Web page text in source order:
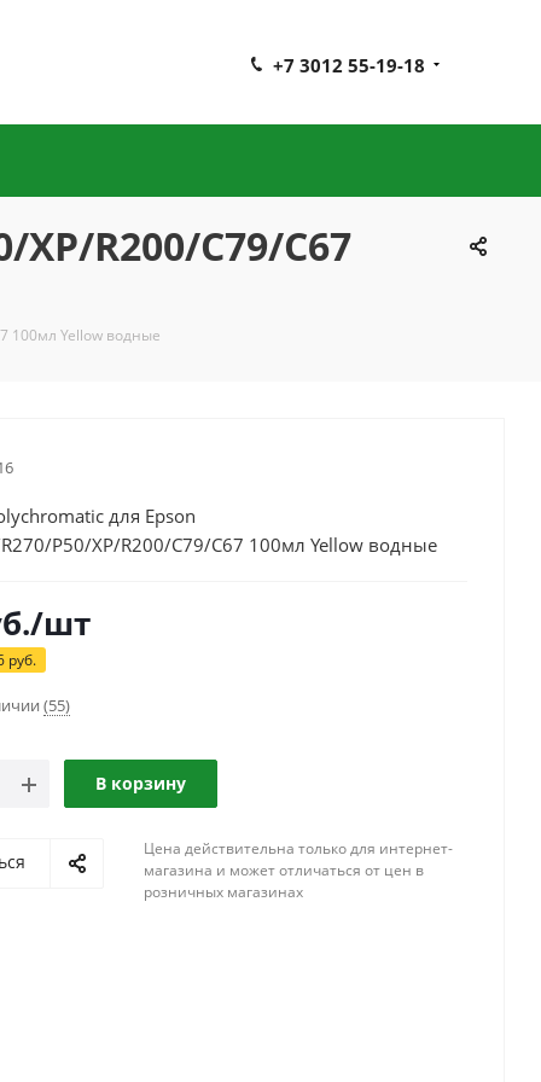
+7 3012 55-19-18
R200/C79/C67
100мл Yellow водные
для Epson
P50/XP/R200/C79/C67 100мл Yellow водные
/шт
руб.
(55)
В корзину
Цена действительна только для интернет-
магазина и может отличаться от цен в
розничных магазинах